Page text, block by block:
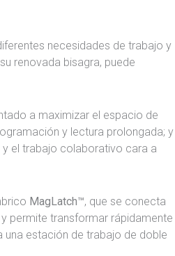
necesidades de trabajo y
renovada bisagra, puede
a maximizar el espacio de
y lectura prolongada; y
el trabajo colaborativo cara a
MagLatch™, que se conecta
permite transformar rápidamente
estación de trabajo de doble